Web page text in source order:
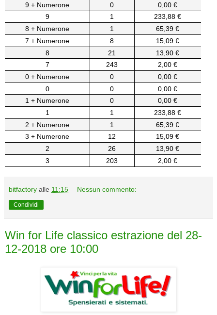
9 + Numerone
0
0,00 €
9
1
233,88 €
8 + Numerone
1
65,39 €
7 + Numerone
8
15,09 €
8
21
13,90 €
7
243
2,00 €
0 + Numerone
0
0,00 €
0
0
0,00 €
1 + Numerone
0
0,00 €
1
1
233,88 €
2 + Numerone
1
65,39 €
3 + Numerone
12
15,09 €
2
26
13,90 €
3
203 2,00 €
bitfactory alle 11:15 Nessun commento:
Condividi
Win for Life classico estrazione del 28-
12-2018 ore 10:00